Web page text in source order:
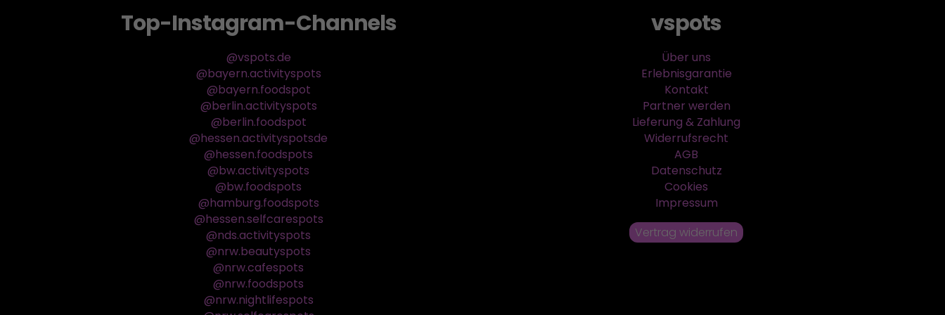
Top-Instagram-Channels
@vspots.de
@bayern.activityspots
@bayern.foodspot
@berlin.activityspots
@berlin.foodspot
@hessen.activityspotsde
@hessen.foodspots
@bw.activityspots
@bw.foodspots
@hamburg.foodspots
@hessen.selfcarespots
@nds.activityspots
@nrw.beautyspots
@nrw.cafespots
@nrw.foodspots
@nrw.nightlifespots
vspots
Über uns
Erlebnisgarantie
Kontakt
Partner werden
Lieferung & Zahlung
Widerrufsrecht
AGB
Datenschutz
Cookies
Impressum
Vertrag widerrufen